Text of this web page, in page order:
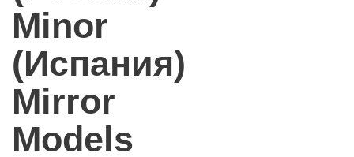
Minor
(Испания)
Mirror
Models